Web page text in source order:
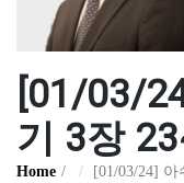
[01/03/
기 3장
Home [01/03/24] 아